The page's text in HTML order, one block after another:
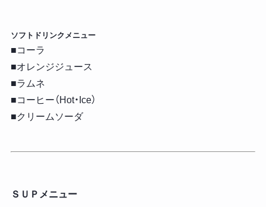
ソフトドリンクメニュー
■コーラ
■オレンジジュース
■ラムネ
■コーヒー（Hot・Ice）
■クリームソーダ
ＳＵＰメニュー